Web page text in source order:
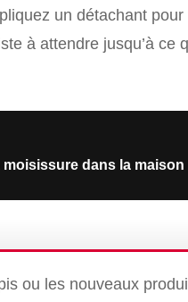
un détachant
à attendre jusqu’à ce
dans la maison
ou les nouveaux